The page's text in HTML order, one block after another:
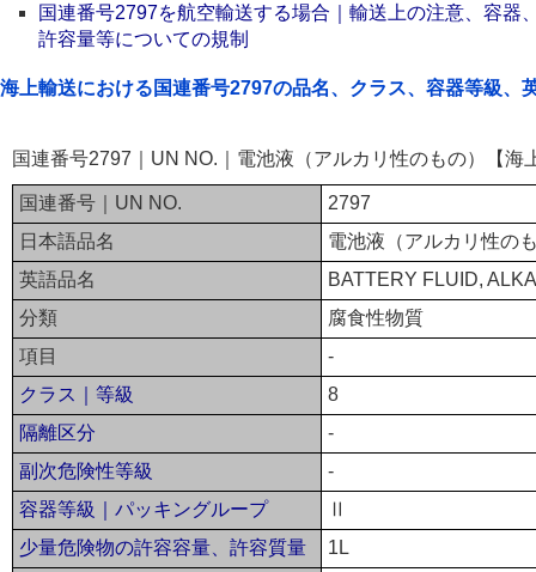
国連番号2797を航空輸送する場合｜輸送上の注意、容器
許容量等についての規制
海上輸送における国連番号2797の品名、クラス、容器等級、
国連番号2797｜UN NO.｜電池液（アルカリ性のもの）【海
国連番号｜UN NO.
2797
日本語品名
電池液（アルカリ性の
英語品名
BATTERY FLUID,
分類
腐食性物質
項目
-
クラス｜等級
8
隔離区分
-
副次危険性等級
-
容器等級｜パッキングループ
Ⅱ
少量危険物の許容容量、許容質量
1L